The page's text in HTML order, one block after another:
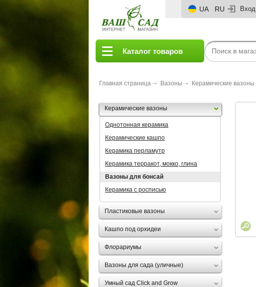
UA RU Вход
Каталог товаров
Главная страница Вазоны Керамические вазоны
Керамические вазоны
Однотонная керамика
Керамические кашпо
Керамика перламутр
Керамика терракот, мокко, глина
Вазоны для бонсай
Керамика с росписью
Пластиковые вазоны
Кашпо под орхидеи
Флорариумы
Вазоны для сада (уличные)
Умный сад Click and Grow